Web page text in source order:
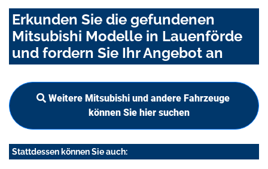
Erkunden Sie die gefundenen
Mitsubishi Modelle in Lauenförde
und fordern Sie Ihr Angebot an
Weitere Mitsubishi und andere Fahrzeuge
können Sie hier suchen
Stattdessen können Sie auch: